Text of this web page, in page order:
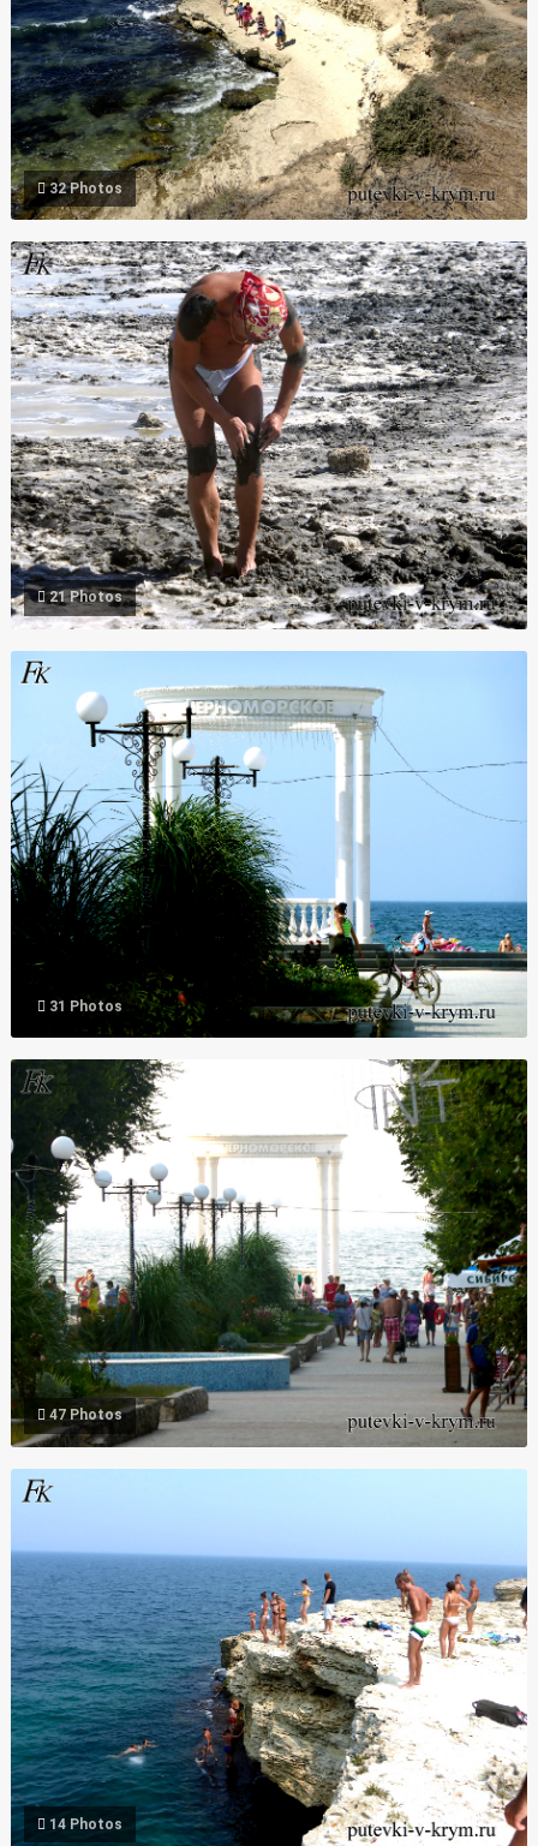
32 Photos
21 Photos
Фото Межводное лечебные грязи Крым оз. Джарылгач
31 Photos
Фото песчаный пляж Крыма Черноморское
47 Photos
Фото городской парк "Комсомольский" Черноморское Крым
14 Photos
Фото клифф дайвинг в Крыму Черноморское Халабуда